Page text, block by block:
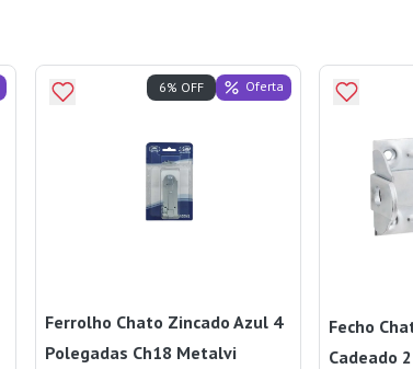
Ferrolho Chato Zincado Azul 4
Polegadas Ch18 Metalvi
6% OFF Oferta
Fecho
Cadeado